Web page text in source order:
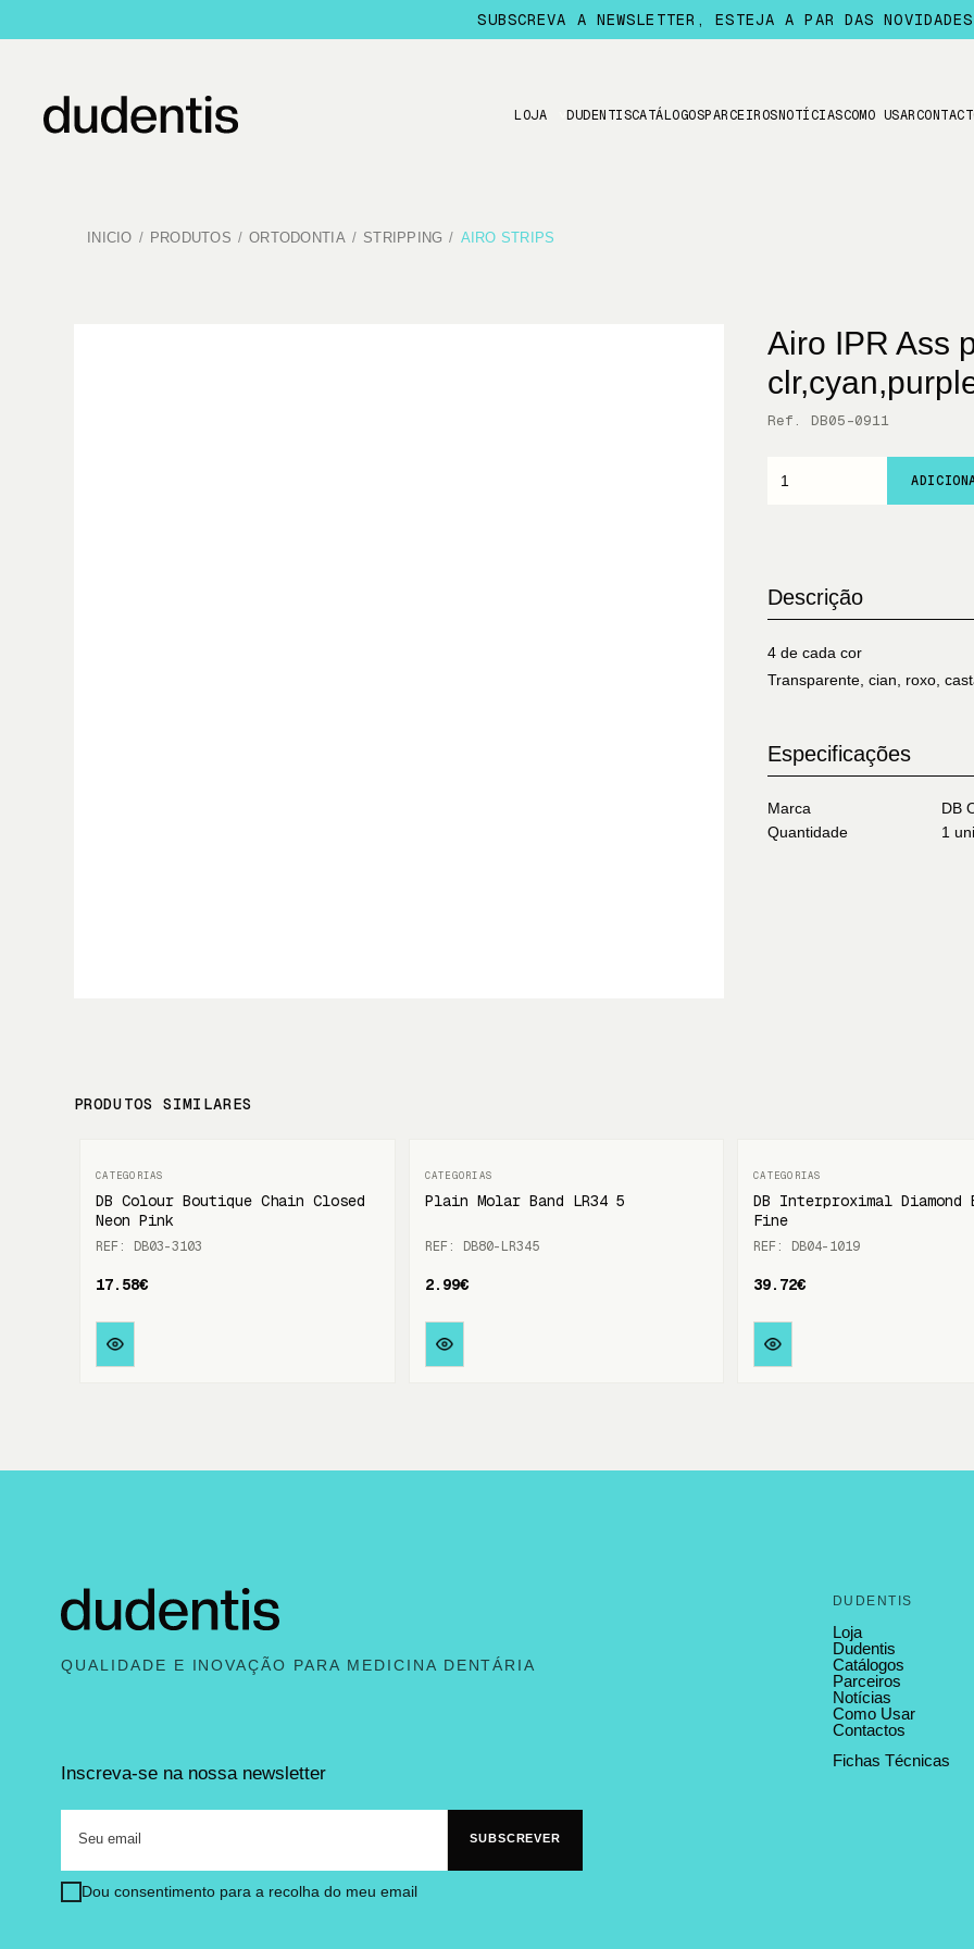
SUBSCREVA A NEWSLETTER, ESTEJA A PAR DAS
LOJA DUDENTISCATÁLOGOSPARCEIROSNOTÍCIASCOMO USAR
INICIO PRODUTOS ORTODONTIA STRIPPING AIRO STRIPS
Airo IPR Ass
Ref. DB05-0911
Descrição
4 de cada cor
Transparente, cian, roxo,
Especificações
Marca
DB
Quantidade
1
PRODUTOS SIMILARES
DB Colour Boutique Chain Closed
Neon Pink
REF: DB03-3103
17.58€
Plain Molar Band LR34 5
REF: DB80-LR345
2.99€
DB Interproximal Diamond
Fine
REF: DB04-1019
39.72€
QUALIDADE E INOVAÇÃO PARA MEDICINA DENTÁRIA
Inscreva-se na nossa newsletter
Dou consentimento para a recolha do meu email
DUDENTIS
Loja
Dudentis
Catálogos
Parceiros
Notícias
Como Usar
Contactos
Fichas Técnicas